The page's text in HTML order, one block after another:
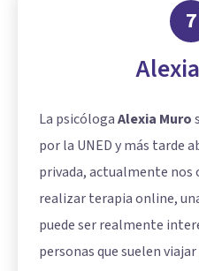
7
La psicólogaAlexia Muro
por la UNED y más tarde
privada, actualmente nos
realizar terapia online,
puede ser realmente
personas que suelen